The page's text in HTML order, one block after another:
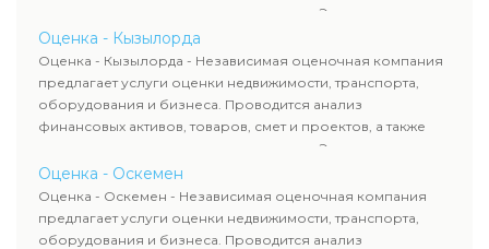
оценка животных и недропользования. Эксперты
определяют рыночную стоимость имущества и
рассчитывают ущерб. Все отчеты соответствуют
требованиям законодательства и используются для
сделок, кредитования и судебных процессов.
Оценка - Кызылорда
Оценка - Кызылорда - Независимая оценочная компания
предлагает услуги оценки недвижимости, транспорта,
оборудования и бизнеса. Проводится анализ
финансовых активов, товаров, смет и проектов, а также
оценка животных и недропользования. Эксперты
определяют рыночную стоимость имущества и
рассчитывают ущерб. Все отчеты соответствуют
требованиям законодательства и используются для
сделок, кредитования и судебных процессов.
Оценка - Оскемен
Оценка - Оскемен - Независимая оценочная компания
предлагает услуги оценки недвижимости, транспорта,
оборудования и бизнеса. Проводится анализ